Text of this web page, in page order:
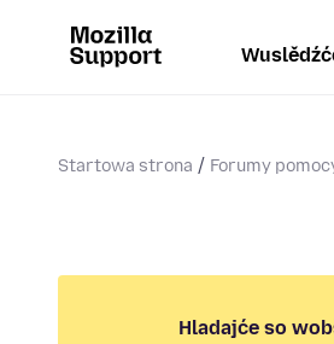
Startowa strona Forumy
Hladajće so